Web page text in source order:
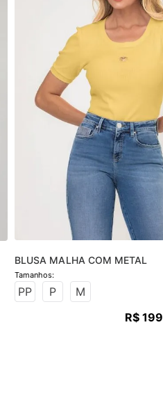
BLUSA MALHA COM METAL
PP P
M
R$ 199